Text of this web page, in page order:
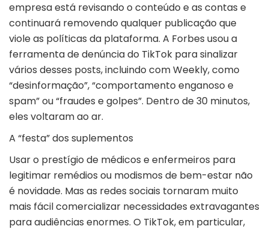
empresa está revisando o conteúdo e as contas e
continuará removendo qualquer publicação que
viole as políticas da plataforma. A Forbes usou a
ferramenta de denúncia do TikTok para sinalizar
vários desses posts, incluindo com Weekly, como
“desinformação”, “comportamento enganoso e
spam” ou “fraudes e golpes”. Dentro de 30 minutos,
eles voltaram ao ar.
A “festa” dos suplementos
Usar o prestígio de médicos e enfermeiros para
legitimar remédios ou modismos de bem-estar não
é novidade. Mas as redes sociais tornaram muito
mais fácil comercializar necessidades extravagantes
para audiências enormes. O TikTok, em particular,